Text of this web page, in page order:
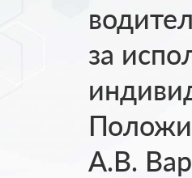
за
А.В.